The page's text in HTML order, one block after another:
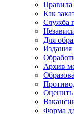
Правила
Как
Служба
Для
Издания
Архив
Оценить
Форма